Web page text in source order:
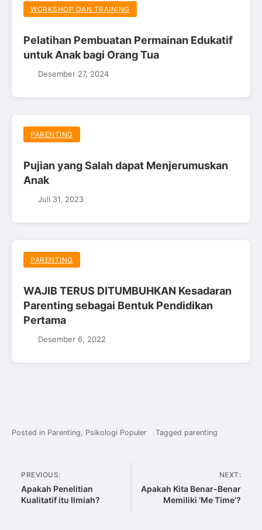
WORKSHOP DAN TRAINING
Pelatihan Pembuatan Permainan Edukatif
untuk Anak bagi Orang Tua
Desember 27, 2024
PARENTING
Pujian yang Salah dapat Menjerumuskan
Anak
Juli 31, 2023
PARENTING
WAJIB TERUS DITUMBUHKAN Kesadaran
Parenting sebagai Bentuk Pendidikan
Pertama
Desember 6, 2022
Posted in Parenting, Psikologi Populer Tagged parenting
Navigasi
pos
PREVIOUS:
Apakah Penelitian
Kualitatif itu Ilmiah?
NEXT:
Apakah Kita Benar-Benar
Memiliki ‘Me Time’?